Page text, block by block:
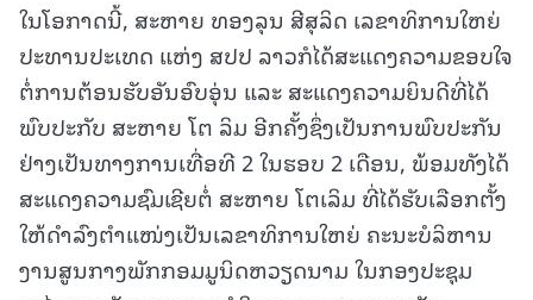
ໃນໂອກາດນີ້, ສະຫາຍ ທອງລຸນ ສີສຸລິດ ເລຂາທິການໃຫຍ່
ປະທານປະເທດ ແຫ່ງ ສປປ ລາວກໍໄດ້ສະແດງຄວາມຂອບໃຈ
ຕໍ່ການຕ້ອນຮັບອັນອົບອຸ່ນ ແລະ ສະແດງຄວາມຍິນດີທີ່ໄດ້
ພົບປະກັບ ສະຫາຍ ໂຕ ລິມ ອີກຄັ້ງຊຶ່ງເປັນການພົບປະກັນ
ຢ່າງເປັນທາງການເທື່ອທີ 2 ໃນຮອບ 2 ເດືອນ, ພ້ອມທັງໄດ້
ສະແດງຄວາມຊົມເຊີຍຕໍ່ ສະຫາຍ ໂຕເລິມ ທີ່ໄດ້ຮັບເລືອກຕັ້ງ
ໃຫ້ດໍາລົງຕໍາແໜ່ງເປັນເລຂາທິການໃຫຍ່ ຄະນະບໍລິຫານ
ງານສູນກາງພັກກອມມູນິດຫວຽດນາມ ໃນກອງປະຊຸມ